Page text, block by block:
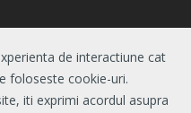
de interactiune cat
foloseste cookie-uri.
iti exprimi acordul asupra
Analize Educationale.
cookie-uri